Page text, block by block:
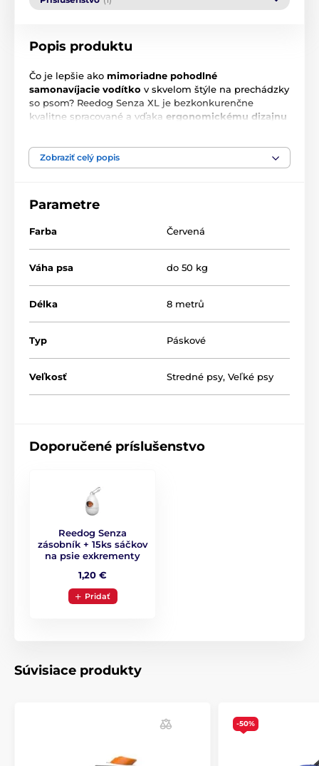
Popis produktu
Čo je lepšie ako mimoriadne pohodlné
samonavíjacie vodítko v skvelom štýle na prechádzky
so psom? Reedog Senza XL je bezkonkurenčne
kvalitne spracované a vďaka ergonomickému dizajnu
uhle.Jediným tlačidlom sa zabezpečujú
brzdy. Pre psov s hmotnosťou do 50 kg.
Hlavné funkcie:
Intuitívne ovládanie jedným tlačidlom
Viacpolohová páska proti zamotaniu
3 režimy brzdenia
Konštrukcia na plynulé navíjanie pásky
Mimoriadne silná páska
Odolná pochrómovaná karabína
Samonavíjacie vodítko Reedog je
Nech už idete so svojím chlpatým priateľom
kamkoľvek, vodítko Reedog Senza
zaručuje pohodlnú
Každý, kto má psa, vie, že rýchla reakcia často
Zobraziť celý popis
Parametre
Farba Červená
Váha psa do 50 kg
Délka 8 metrů
Typ Páskové
Veľkosť Stredné psy, Veľké psy
Doporučené príslušenstvo
Reedog Senza
zásobník + 15ks sáčkov
na psie exkrementy
1,20 €
Pridať
Súvisiace produkty
-50%